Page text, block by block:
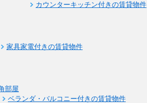
カウンターキッチン付きの賃貸物件
家具家電付きの賃貸物件
部屋
ベランダ・バルコニー付きの賃貸物件